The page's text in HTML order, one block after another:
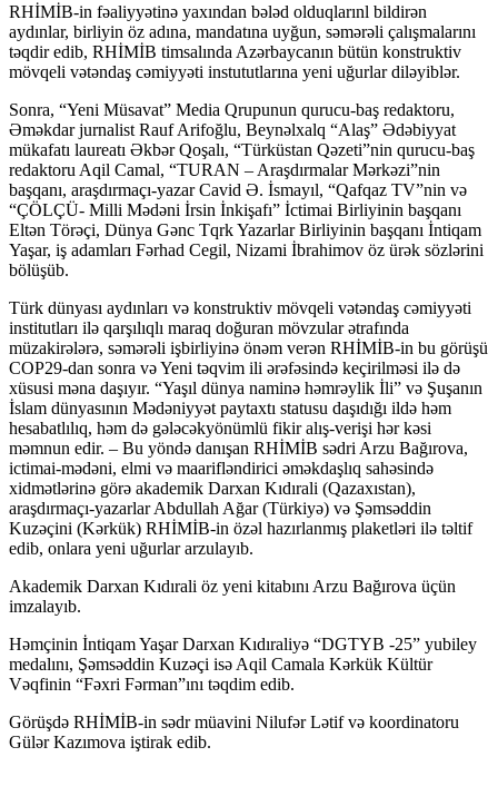
RHİMİB-in fəaliyyətinə yaxından bələd olduqlarınl bildirən
aydınlar, birliyin öz adına, mandatına uyğun, səmərəli çalışmalarını
təqdir edib, RHİMİB timsalında Azərbaycanın bütün konstruktiv
mövqeli vətəndaş cəmiyyəti instututlarına yeni uğurlar diləyiblər.
Sonra, “Yeni Müsavat” Media Qrupunun qurucu-baş redaktoru,
Əməkdar jurnalist Rauf Arifoğlu, Beynəlxalq “Alaş” Ədəbiyyat
mükafatı laureatı Əkbər Qoşalı, “Türküstan Qəzeti”nin qurucu-baş
redaktoru Aqil Camal, “TURAN – Araşdırmalar Mərkəzi”nin
başqanı, araşdırmaçı-yazar Cavid Ə. İsmayıl, “Qafqaz TV”nin və
“ÇÖLÇÜ- Milli Mədəni İrsin İnkişafı” İctimai Birliyinin başqanı
Eltən Törəçi, Dünya Gənc Tqrk Yazarlar Birliyinin başqanı İntiqam
Yaşar, iş adamları Fərhad Cegil, Nizami İbrahimov öz ürək sözlərini
bölüşüb.
Türk dünyası aydınları və konstruktiv mövqeli vətəndaş cəmiyyəti
institutları ilə qarşılıqlı maraq doğuran mövzular ətrafında
müzakirələrə, səmərəli işbirliyinə önəm verən RHİMİB-in bu görüşü
COP29-dan sonra və Yeni təqvim ili ərəfəsində keçirilməsi ilə də
xüsusi məna daşıyır. “Yaşıl dünya naminə həmrəylik İli” və Şuşanın
İslam dünyasının Mədəniyyət paytaxtı statusu daşıdığı ildə həm
hesabatlılıq, həm də gələcəkyönümlü fikir alış-verişi hər kəsi
məmnun edir. – Bu yöndə danışan RHİMİB sədri Arzu Bağırova,
ictimai-mədəni, elmi və maarifləndirici əməkdaşlıq sahəsində
xidmətlərinə görə akademik Darxan Kıdırali (Qazaxıstan),
araşdırmaçı-yazarlar Abdullah Ağar (Türkiyə) və Şəmsəddin
Kuzəçini (Kərkük) RHİMİB-in özəl hazırlanmış plaketləri ilə təltif
edib, onlara yeni uğurlar arzulayıb.
Akademik Darxan Kıdırali öz yeni kitabını Arzu Bağırova üçün
imzalayıb.
Həmçinin İntiqam Yaşar Darxan Kıdıraliyə “DGTYB -25” yubiley
medalını, Şəmsəddin Kuzəçi isə Aqil Camala Kərkük Kültür
Vəqfinin “Fəxri Fərman”ını təqdim edib.
Görüşdə RHİMİB-in sədr müavini Nilufər Lətif və koordinatoru
Gülər Kazımova iştirak edib.